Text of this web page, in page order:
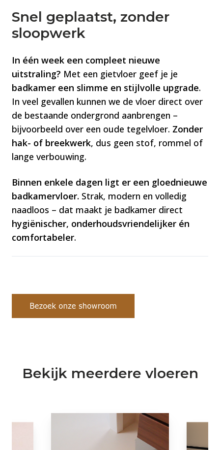
tegen een stootje, maar schoonmaken met
agressieve schoonmaakmiddelen zoals chloor
kunnen leiden tot kleurverschil en vlekken op de
vloer. Kies bij het intensief reinigen van een
gietvloer altijd voor een neutrale vloerreiniger,
de speciale conditioners van Forbo Eurocol of
de PU reiniger van Dr. Schutz.
Snel geplaatst, zonder
sloopwerk
In één week een compleet nieuwe
uitstraling? Met een gietvloer geef je je
badkamer een slimme en stijlvolle upgrade.
In veel gevallen kunnen we de vloer direct over
de bestaande ondergrond aanbrengen –
bijvoorbeeld over een oude tegelvloer. Zonder
hak- of breekwerk, dus geen stof, rommel of
lange verbouwing.
Binnen enkele dagen ligt er een gloednieuwe
badkamervloer. Strak, modern en volledig
naadloos – dat maakt je badkamer direct
hygiënischer, onderhoudsvriendelijker én
comfortabeler.
Bekijk meerdere vloeren